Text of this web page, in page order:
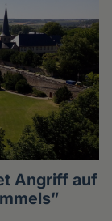
Angriff auf